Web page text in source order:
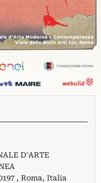
D'ARTE
, Roma, Italia